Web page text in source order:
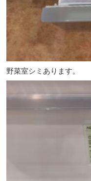
野菜室シミあります。